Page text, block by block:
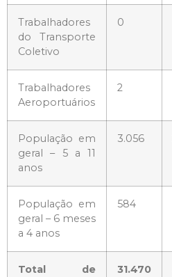
Trabalhadores
do Transporte
Coletivo
0
Trabalhadores
Aeroportuários
2
População em
geral – 5 a 11
anos
3.056
População em
geral – 6 meses
a 4 anos
584
Total de
31.470